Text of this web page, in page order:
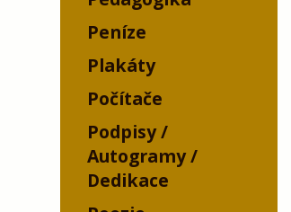
Peníze
Plakáty
Počítače
Podpisy /
Autogramy /
Dedikace